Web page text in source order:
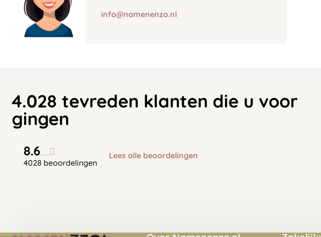
info@namenenzo.nl
4.028 tevreden klanten die u voor
gingen
8.6
4028 beoordelingen
Lees alle beoordelingen